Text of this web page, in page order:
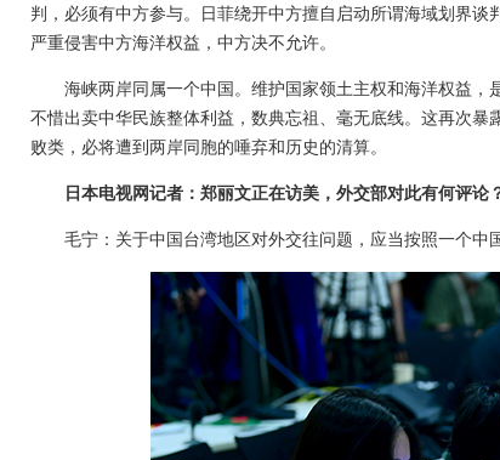
判，必须有中方参与。日菲绕开中方擅自启动所谓海域划界谈
严重侵害中方海洋权益，中方决不允许。
海峡两岸同属一个中国。维护国家领土主权和海洋权益，
不惜出卖中华民族整体利益，数典忘祖、毫无底线。这再次
败类，必将遭到两岸同胞的唾弃和历史的清算。
日本电视网记者：郑丽文正在访美，外交部对此有何评论
毛宁：关于中国台湾地区对外交往问题，应当按照一个中